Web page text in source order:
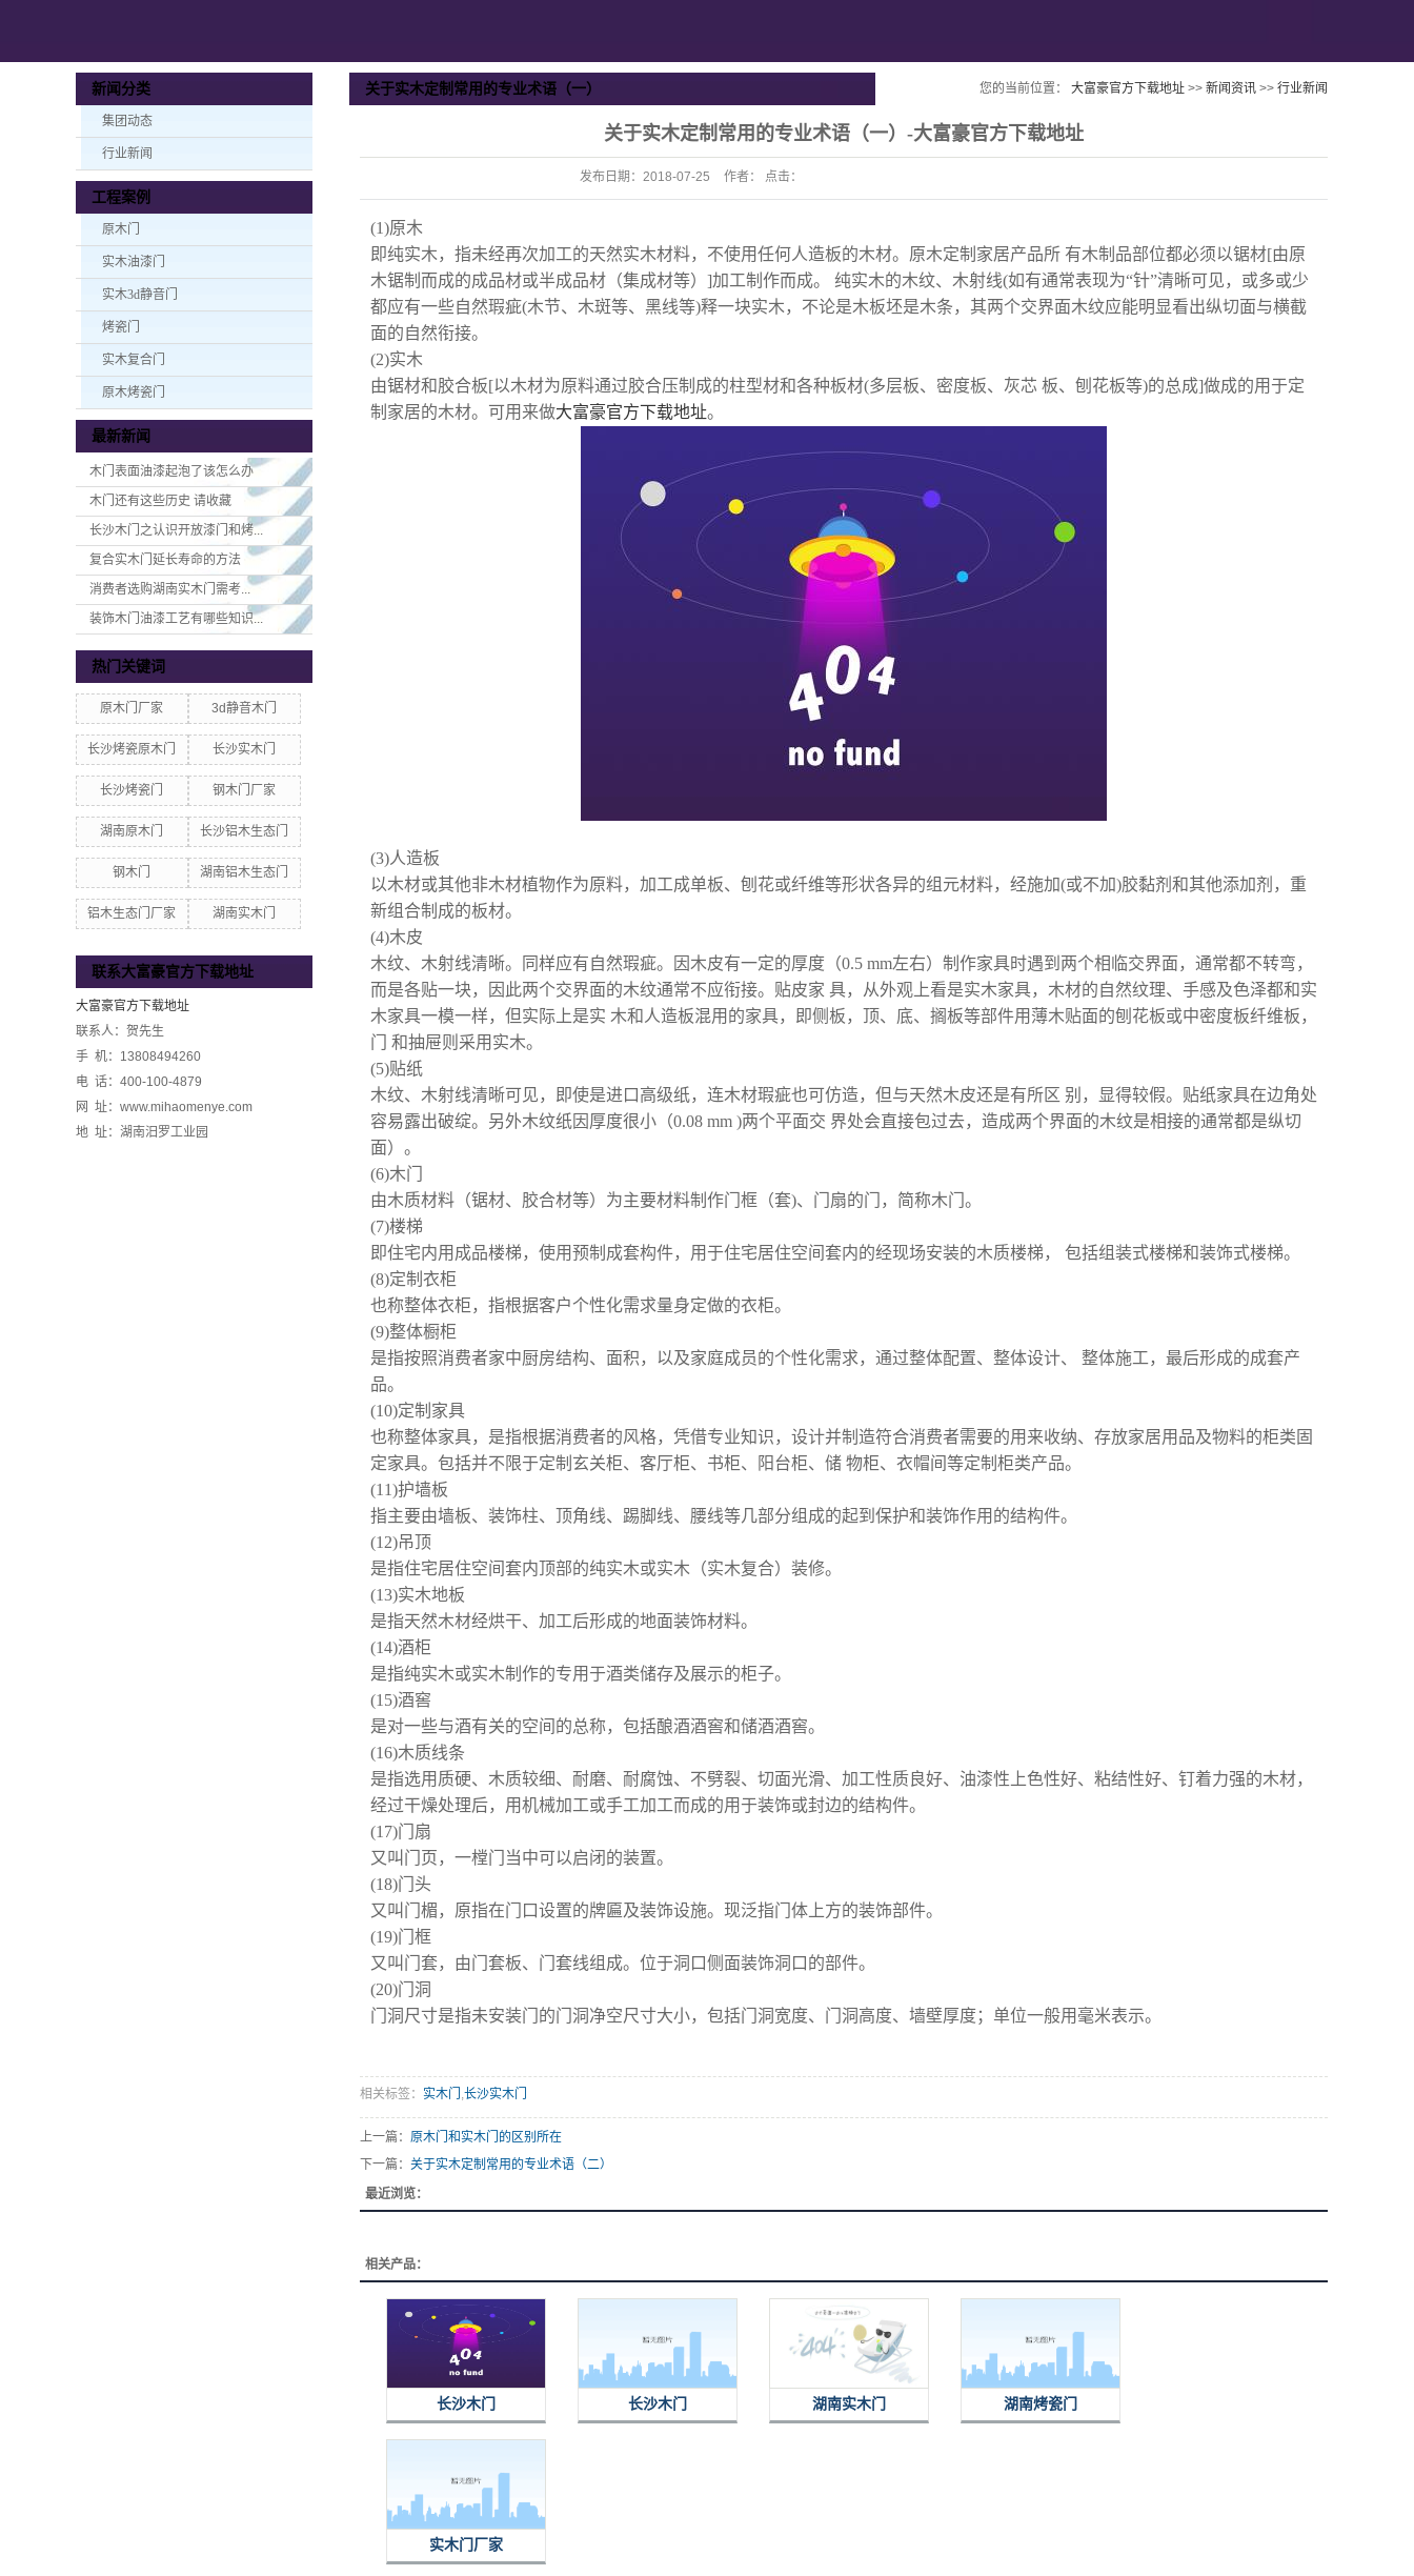
新闻分类
集团动态
行业新闻
工程案例
原木门
实木油漆门
实木3d静音门
烤瓷门
实木复合门
原木烤瓷门
最新新闻
木门表面油漆起泡了该怎么办
木门还有这些历史 请收藏
长沙木门之认识开放漆门和烤...
复合实木门延长寿命的方法
消费者选购湖南实木门​需考...
装饰木门油漆工艺有哪些知识...
热门关键词
原木门厂家 3d静音木门
长沙烤瓷原木门 长沙实木门
长沙烤瓷门 钢木门厂家
湖南原木门 长沙铝木生态门
钢木门 湖南铝木生态门
铝木生态门厂家 湖南实木门
联系大富豪官方下载地址
大富豪官方下载地址
联系人：贺先生
手 机：13808494260
电 话：400-100-4879
网 址：www.mihaomenye.com
地 址：湖南汨罗工业园
关于实木定制常用的专业术语（一） 您的当前位置： 大富豪官方下载地址 >> 新闻资讯 >> 行业新闻
关于实木定制常用的专业术语（一）-大富豪官方下载地址
发布日期： 2018-07-25 作者： 点击：
(1)原木
即纯实木，指未经再次加工的天然实木材料，不使用任何人造板的木材。原木定制家居产品所 有木制品部位都必须以锯材[由原
木锯制而成的成品材或半成品材（集成材等）]加工制作而成。 纯实木的木纹、木射线(如有通常表现为“针”清晰可见，或多或少
都应有一些自然瑕疵(木节、木斑等、黑线等)释一块实木，不论是木板坯是木条，其两个交界面木纹应能明显看出纵切面与横截
面的自然衔接。
(2)实木
由锯材和胶合板[以木材为原料通过胶合压制成的柱型材和各种板材(多层板、密度板、灰芯 板、刨花板等)的总成]做成的用于定
制家居的木材。可用来做大富豪官方下载地址。
(3)人造板
以木材或其他非木材植物作为原料，加工成单板、刨花或纤维等形状各异的组元材料，经施加(或不加)胶黏剂和其他添加剂，重
新组合制成的板材。
(4)木皮
木纹、木射线清晰。同样应有自然瑕疵。因木皮有一定的厚度（0.5 mm左右）制作家具时遇到两个相临交界面，通常都不转弯，
而是各贴一块，因此两个交界面的木纹通常不应衔接。贴皮家 具，从外观上看是实木家具，木材的自然纹理、手感及色泽都和实
木家具一模一样，但实际上是实 木和人造板混用的家具，即侧板，顶、底、搁板等部件用薄木贴面的刨花板或中密度板纤维板，
门 和抽屉则采用实木。
(5)贴纸
木纹、木射线清晰可见，即使是进口高级纸，连木材瑕疵也可仿造，但与天然木皮还是有所区 别，显得较假。贴纸家具在边角处
容易露出破绽。另外木纹纸因厚度很小（0.08 mm )两个平面交 界处会直接包过去，造成两个界面的木纹是相接的通常都是纵切
面）。
(6)木门
由木质材料（锯材、胶合材等）为主要材料制作门框（套)、门扇的门，简称木门。
(7)楼梯
即住宅内用成品楼梯，使用预制成套构件，用于住宅居住空间套内的经现场安装的木质楼梯， 包括组装式楼梯和装饰式楼梯。
(8)定制 衣柜
也称整体衣柜，指根据客户个性化需求量身定做的衣柜。
(9)整体橱柜
是指按照消费者家中厨房结构、面积，以及家庭成员的个性化需求，通过整体配置、整体设计、 整体施工，最后形成的成套产
品。
(10)定制家具
也称整体家具，是指根据消费者的风格，凭借专业知识，设计并制造符合消费者需要的用来收纳、存放家居用品及物料的柜类固
定家具。包括并不限于定制玄关柜、客厅柜、 书柜、阳台柜、储 物柜、 衣帽间 等定制柜类产品。
(11)护墙板
指主要由墙板、装饰柱、顶角线、踢脚线、腰线等几部分组成的起到保护和装饰作用的结构件。
(12)吊顶
是指住宅居住空间套内顶部的纯实木或实木（实木复合）装修。
(13)实木地板
是指天然木材经烘干、加工后形成的地面装饰材料。
(14)酒柜
是指纯实木或实木制作的专用于酒类储存及展示的柜子。
(15)酒窖
是对一些与酒有关的空间的总称，包括酿酒酒窖和储酒酒窖。
(16)木质线条
是指选用质硬、木质较细、耐磨、耐腐蚀、不劈裂、切面光滑、加工性质良好、油漆性上色性好、粘结性好、钉着力强的木材，
经过干燥处理后，用机械加工或手工加工而成的用于装饰或封边的结构件。
(17)门扇
又叫门页，一樘门当中可以启闭的装置。
(18)门头
又叫门楣，原指在门口设置的牌匾及装饰设施。现泛指门体上方的装饰部件。
(19)门框
又叫门套，由门套板、门套线组成。位于洞口侧面装饰洞口的部件。
(20)门洞
门洞尺寸是指未安装门的门洞净空尺寸大小，包括门洞宽度、门洞高度、墙壁厚度；单位一般用毫米表示。
相关标签： 实木门 ,长沙实木门
上一篇： 原木门和实木门的区别所在
下一篇： 关于实木定制常用的专业术语（二）
最近浏览：
相关产品：
长沙木门 长沙木门 湖南实木门 湖南烤瓷门
实木门厂家